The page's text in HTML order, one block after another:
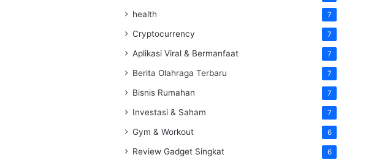
health 7
Cryptocurrency 7
Aplikasi Viral & Bermanfaat 7
Berita Olahraga Terbaru 7
Bisnis Rumahan 7
Investasi & Saham 7
Gym & Workout 6
Review Gadget Singkat 6